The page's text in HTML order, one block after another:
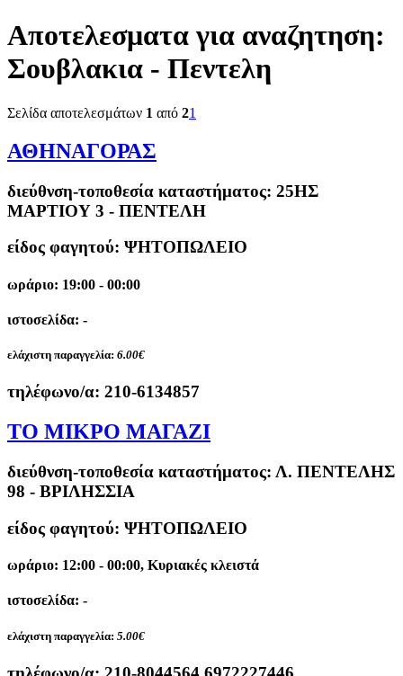
Αποτελεσματα για αναζητηση:
Σουβλακια - Πεντελη
Σελίδα αποτελεσμάτων 1 από 21
ΑΘΗΝΑΓΟΡΑΣ
διεύθνση-τοποθεσία καταστήματος: 25ΗΣ
ΜΑΡΤΙΟΥ 3 - ΠΕΝΤΕΛΗ
είδος φαγητού: ΨΗΤΟΠΩΛΕΙΟ
ωράριο: 19:00 - 00:00
ιστοσελίδα: -
ελάχιστη παραγγελία: 6.00€
τηλέφωνο/α: 210-6134857
ΤΟ ΜΙΚΡΟ ΜΑΓΑΖΙ
διεύθνση-τοποθεσία καταστήματος: Λ. ΠΕΝΤΕΛΗΣ
98 - ΒΡΙΛΗΣΣΙΑ
είδος φαγητού: ΨΗΤΟΠΩΛΕΙΟ
ωράριο: 12:00 - 00:00, Κυριακές κλειστά
ιστοσελίδα: -
ελάχιστη παραγγελία: 5.00€